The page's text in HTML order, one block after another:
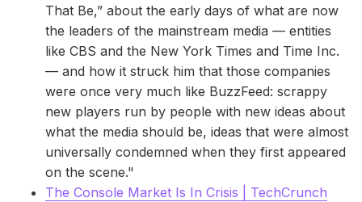
That Be,” about the early days of what are now
the leaders of the mainstream media — entities
like CBS and the New York Times and Time Inc.
— and how it struck him that those companies
were once very much like BuzzFeed: scrappy
new players run by people with new ideas about
what the media should be, ideas that were almost
universally condemned when they first appeared
on the scene."
The Console Market Is In Crisis | TechCrunch